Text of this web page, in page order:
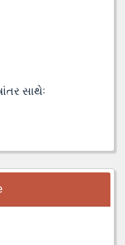
સાથેઃ